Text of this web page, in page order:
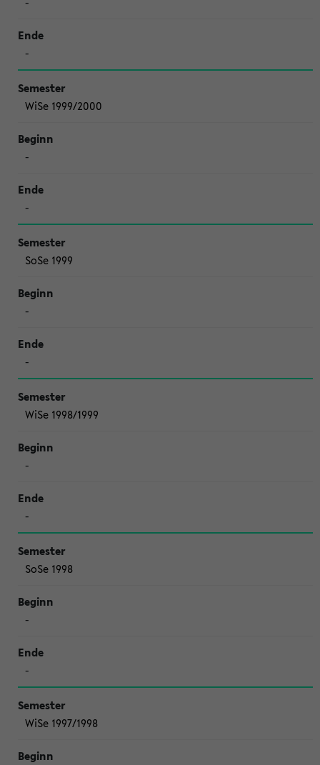
-
WiSe 1999/2000
-
-
SoSe 1999
-
-
WiSe 1998/1999
-
-
SoSe 1998
-
-
WiSe 1997/1998